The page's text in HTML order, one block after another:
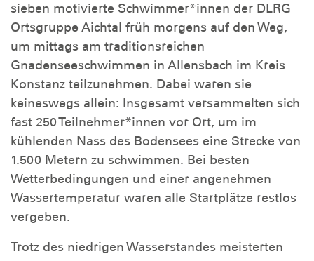
sieben motivierte Schwimmer*innen der DLRG
Ortsgruppe Aichtal früh morgens auf den Weg,
um mittags am traditionsreichen
Gnadenseeschwimmen in Allensbach im Kreis
Konstanz teilzunehmen. Dabei waren sie
keineswegs allein: Insgesamt versammelten sich
fast 250 Teilnehmer*innen vor Ort, um im
kühlenden Nass des Bodensees eine Strecke von
1.500 Metern zu schwimmen. Bei besten
Wetterbedingungen und einer angenehmen
Wassertemperatur waren alle Startplätze restlos
vergeben.
Trotz des niedrigen Wasserstandes meisterten